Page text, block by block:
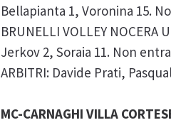
Bellapianta 1, Voronina 15.
BRUNELLI VOLLEY
Jerkov 2, Soraia 11. Non
ARBITRI: Davide Prati,
MC-CARNAGHI VILLA